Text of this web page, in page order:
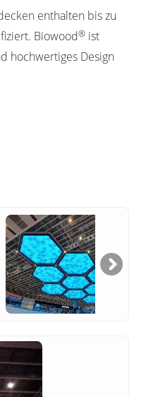
enthalten bis zu
Biowood® ist
hochwertiges Design